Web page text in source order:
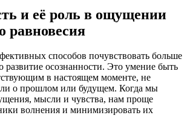
и её роль в ощущении
равновесия
способов почувствовать больше
развитие осознанности. Это умение быть
в настоящем моменте, не
о прошлом или будущем. Когда мы
мысли и чувства, нам проще
волнения и минимизировать их